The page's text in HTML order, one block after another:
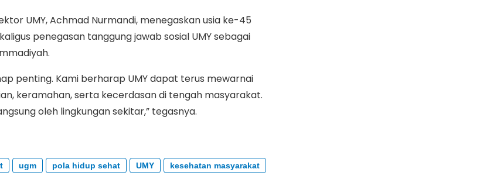
UMY, Achmad Nurmandi, menegaskan usia ke-45
penegasan tanggung jawab sosial UMY sebagai
penting. Kami berharap UMY dapat terus mewarnai
keramahan, serta kecerdasan di tengah masyarakat.
oleh lingkungan sekitar,” tegasnya.
ugm pola hidup sehat UMY kesehatan masyarakat